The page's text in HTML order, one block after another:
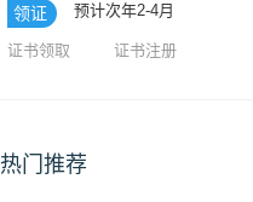
领证 预计次年2-4月
证书领取 证书注册
热门推荐